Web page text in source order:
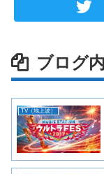
ブログ
TV（地上波）